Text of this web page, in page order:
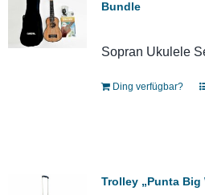
Bundle
Sopran Ukulele
Ding verfügbar?
Trolley „Punta Big